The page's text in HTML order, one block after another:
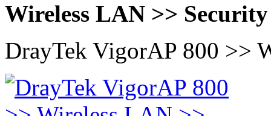
Wireless LAN >>
DrayTek VigorAP 800 >>